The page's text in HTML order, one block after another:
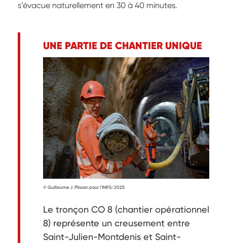
s’évacue naturellement en 30 à 40 minutes.
UNE PARTIE DE CHANTIER UNIQUE
© Guillaume J. Plisson pour l'INRS/2025
Le tronçon CO 8 (chantier opérationnel
8) représente un creusement entre
Saint-Julien-Montdenis et Saint-